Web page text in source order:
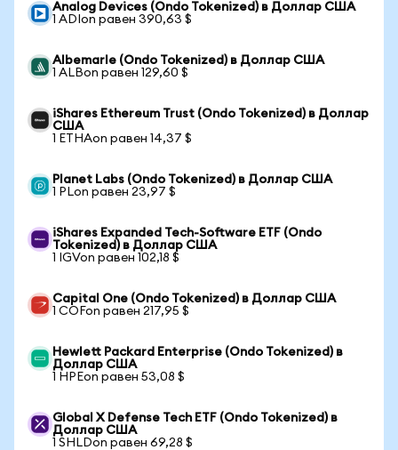
Analog Devices (Ondo Tokenized) в Доллар США
1 ADIon равен 390,63 $
Albemarle (Ondo Tokenized) в Доллар США
1 ALBon равен 129,60 $
iShares Ethereum Trust (Ondo Tokenized) в Доллар
США
1 ETHAon равен 14,37 $
Planet Labs (Ondo Tokenized) в Доллар США
1 PLon равен 23,97 $
iShares Expanded Tech-Software ETF (Ondo
Tokenized) в Доллар США
1 IGVon равен 102,18 $
Capital One (Ondo Tokenized) в Доллар США
1 COFon равен 217,95 $
Hewlett Packard Enterprise (Ondo Tokenized) в
Доллар США
1 HPEon равен 53,08 $
Global X Defense Tech ETF (Ondo Tokenized) в
Доллар США
1 SHLDon равен 69,28 $